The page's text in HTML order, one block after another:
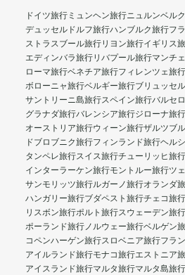
ドイツ旅行 ミュンヘン旅行ニュルンベル
デュッセルドルフ旅行ハンブルク旅行フ
ストラスブール旅行リヨン旅行イギリス
エディンバラ旅行リバプール旅行マンチ
ローマ旅行ベネチア旅行フィレンツェ旅行
ボローニャ旅行ベルギー旅行ブリュッセ
サントリーニ島旅行スペイン旅行バルセ
グラナダ旅行バレンシア旅行ジローナ旅行
オーストリア旅行ウィーン旅行ザルツブ
ドブロブニク旅行フィンランド旅行ヘル
タンペレ旅行スイス旅行チューリッヒ旅行
インターラーケン旅行モントルー旅行ツ
サンモリッツ旅行ルガーノ旅行オランダ
ハンガリー旅行ブダペスト旅行チェコ旅行
リスボン旅行ポルト旅行スウェーデン旅行
ポーランド旅行ノルウェー旅行ベルゲン
コペンハーゲン旅行スロベニア旅行フラ
アイルランド旅行モナコ旅行エストニア
アイスランド旅行マルタ旅行マルタ島旅行